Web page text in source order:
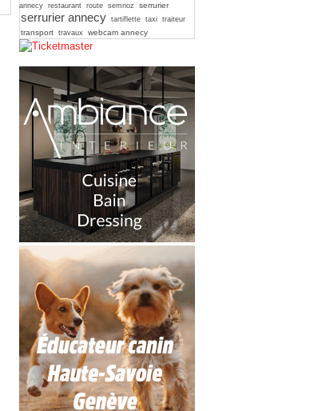
annecy restaurant route semnoz serrurier
serrurier annecy tartiflette taxi traiteur
transport travaux webcam annecy